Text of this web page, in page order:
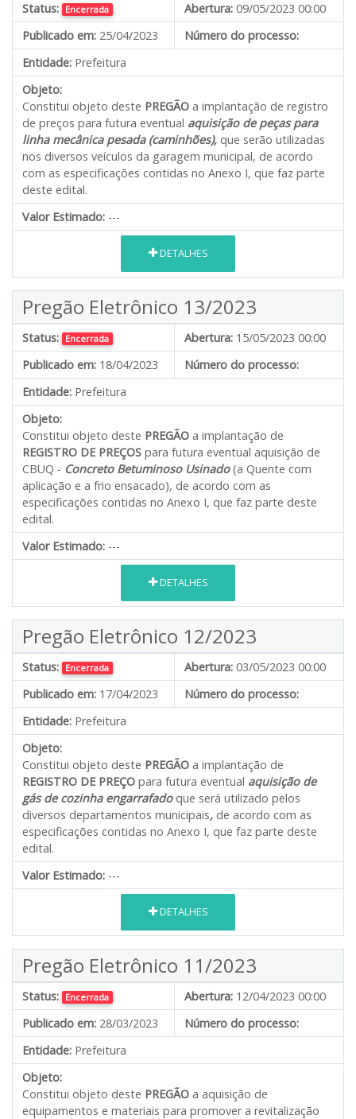
Status: Encerrada Abertura: 09/05/2023 00:00
Publicado em: 25/04/2023
Número do processo:
Entidade: Prefeitura
Objeto:
Constitui objeto deste PREGÃO a implantação de registro
de preços para futura eventual aquisição de peças para
linha mecânica pesada (caminhões), que serão utilizadas
nos diversos veículos da garagem municipal, de acordo
com as especificações contidas no Anexo I, que faz parte
deste edital.
Valor Estimado: ---
DETALHES
Pregão Eletrônico 13/2023
Status: Encerrada Abertura: 15/05/2023 00:00
Publicado em: 18/04/2023
Número do processo:
Entidade: Prefeitura
Objeto:
Constitui objeto deste PREGÃO a implantação de
REGISTRO DE PREÇOS para futura eventual aquisição de
CBUQ - Concreto Betuminoso Usinado(a Quente com
aplicação e a frio ensacado), de acordo com as
especificações contidas no Anexo I, que faz parte deste
edital.
Valor Estimado: ---
DETALHES
Pregão Eletrônico 12/2023
Status: Encerrada Abertura: 03/05/2023 00:00
Publicado em: 17/04/2023
Número do processo:
Entidade: Prefeitura
Objeto:
Constitui objeto deste PREGÃO a implantação de
REGISTRO DE PREÇO para futura eventual aquisição de
gás de cozinha engarrafado que será utilizado pelos
diversos departamentos municipais, de acordo com as
especificações contidas no Anexo I, que faz parte deste
edital.
Valor Estimado: ---
DETALHES
Pregão Eletrônico 11/2023
Status: Encerrada Abertura: 12/04/2023 00:00
Publicado em: 28/03/2023
Número do processo:
Entidade: Prefeitura
Objeto:
Constitui objeto deste PREGÃO a aquisição de
equipamentos e materiais para promover a revitalização